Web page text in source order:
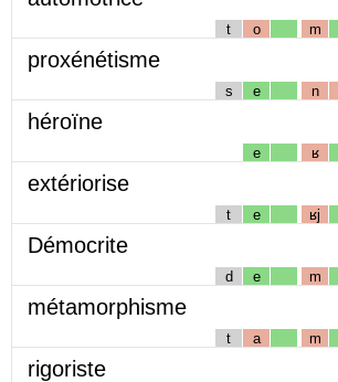
t o m
proxénétisme
s e n
héroïne
e ʁ
extériorise
t e ʁj
Démocrite
d e m
métamorphisme
t a m
rigoriste